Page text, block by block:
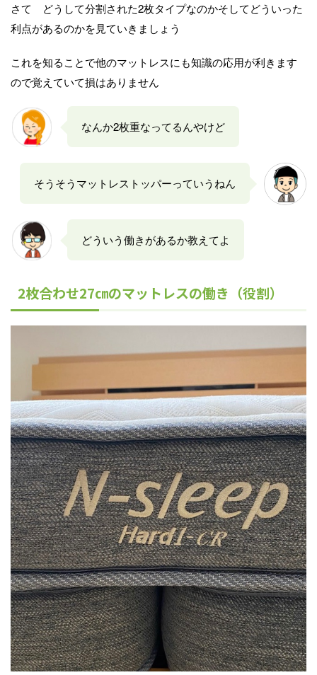
さて どうして分割された2枚タイプなのかそしてどういった
利点があるのかを見ていきましょう
これを知ることで他のマットレスにも知識の応用が利きます
ので覚えていて損はありません
なんか2枚重なってるんやけど
そうそうマットレストッパーっていうねん
どういう働きがあるか教えてよ
2枚合わせ27㎝のマットレスの働き（役割）